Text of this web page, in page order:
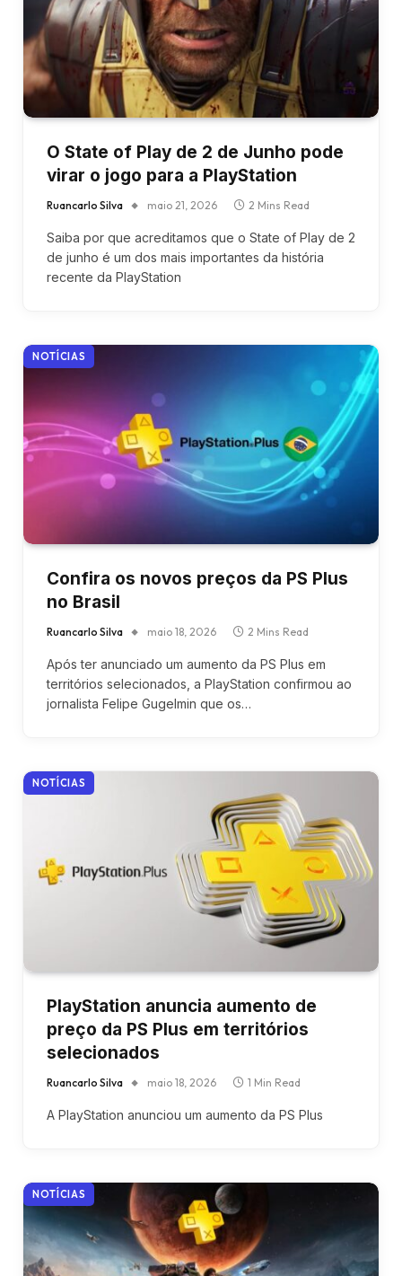
O State of Play de 2 de Junho pode
virar o jogo para a PlayStation
Ruancarlo Silva maio 21, 2026 2 Mins Read
Saiba por que acreditamos que o State of Play de 2
de junho é um dos mais importantes da história
recente da PlayStation
NOTÍCIAS
Confira os novos preços da PS Plus
no Brasil
Ruancarlo Silva maio 18, 2026 2 Mins Read
Após ter anunciado um aumento da PS Plus em
territórios selecionados, a PlayStation confirmou ao
jornalista Felipe Gugelmin que os…
NOTÍCIAS
PlayStation anuncia aumento de
preço da PS Plus em territórios
selecionados
Ruancarlo Silva maio 18, 2026 1 Min Read
A PlayStation anunciou um aumento da PS Plus
NOTÍCIAS